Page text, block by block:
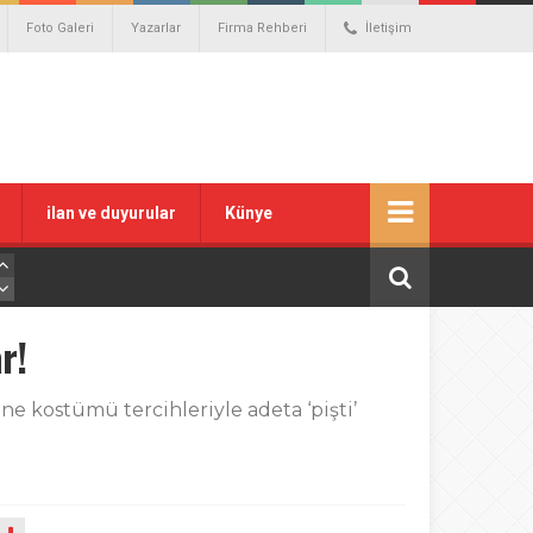
Foto Galeri Yazarlar Firma Rehberi İletişim
ilan ve duyurular Künye
kostümü tercihleriyle adeta ‘pişti’